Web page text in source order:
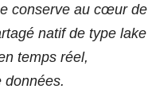
conserve au cœur de
natif de type lake
temps réel,
données.